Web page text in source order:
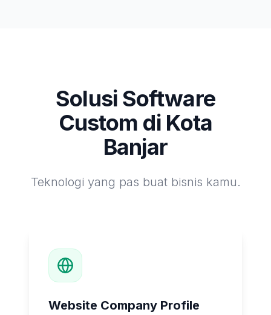
Solusi Software
Custom di Kota
Banjar
Teknologi yang pas buat bisnis kamu.
Website Company Profile